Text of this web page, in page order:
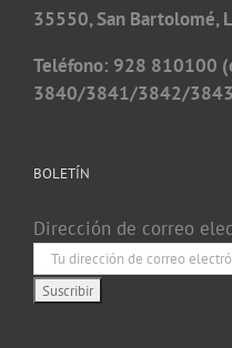
35550, San Bartolomé,
Teléfono: 928 810100
3840/3841/3842/
BOLETÍN
Dirección de correo